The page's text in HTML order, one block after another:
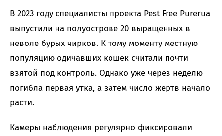
В 2023 году специалисты проекта Pest Free Purerua
выпустили на полуострове 20 выращенных в
неволе бурых чирков. К тому моменту местную
популяцию одичавших кошек считали почти
взятой под контроль. Однако уже через неделю
погибла первая утка, а затем число жертв начало
расти.
Камеры наблюдения регулярно фиксировали